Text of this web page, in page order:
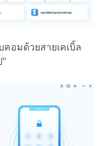
อมด้วยสายเคเบิ้ล
"